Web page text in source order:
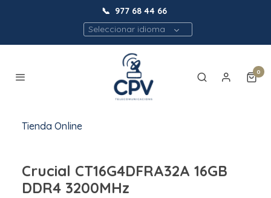
📞 977 68 44 66
Seleccionar idioma
0
Tienda Online
Crucial CT16G4DFRA32A 16GB
DDR4 3200MHz